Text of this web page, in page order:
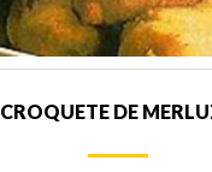
CROQUETE DE